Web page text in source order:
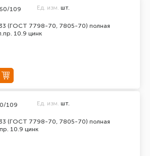
(ГОСТ 7798-70, 7805-70) полная
10.9 цинк
109 Ед. изм. шт.
(ГОСТ 7798-70, 7805-70) полная
10.9 цинк
109 Ед. изм. шт.